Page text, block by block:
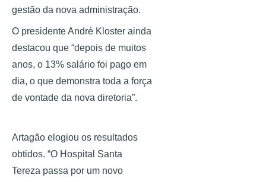
gestão da nova administração.
O presidente André Kloster ainda
destacou que “depois de muitos
anos, o 13% salário foi pago em
dia, o que demonstra toda a força
de vontade da nova diretoria”.
Artagão elogiou os resultados
obtidos. “O Hospital Santa
Tereza passa por um novo